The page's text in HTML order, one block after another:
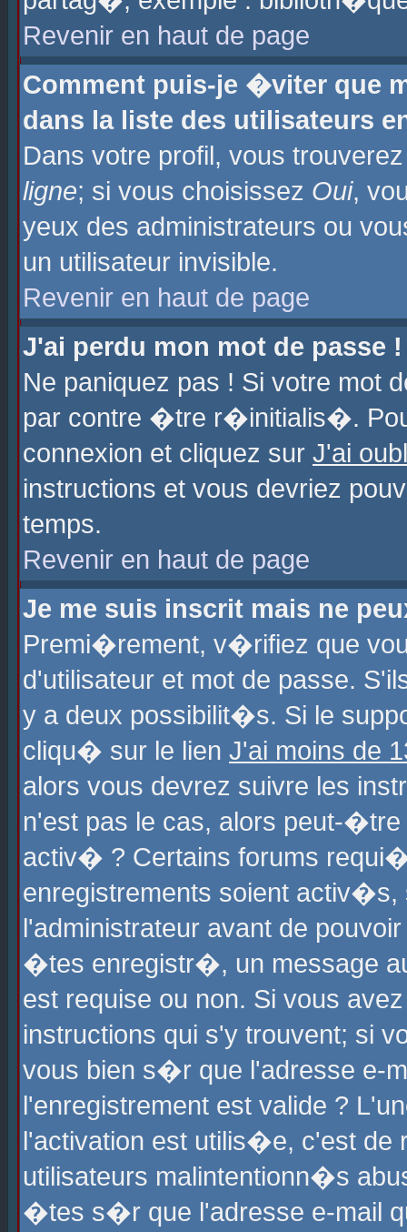
Revenir en haut de page
Comment puis-je �viter que
dans la liste des utilisateurs
Dans votre profil, vous
ligne; si vous choisissez Oui,
yeux des administrateurs ou
un utilisateur invisible.
Revenir en haut de page
J'ai perdu mon mot de passe !
Ne paniquez pas ! Si votre
par contre �tre r�initialis�.
connexion et cliquez sur J'ai
instructions et vous devriez
temps.
Revenir en haut de page
Je me suis inscrit mais ne
Premi�rement, v�rifiez que
d'utilisateur et mot de passe.
y a deux possibilit�s. Si le
cliqu� sur le lien J'ai moins de
alors vous devrez suivre les
n'est pas le cas, alors peut-
activ� ? Certains forums
enregistrements soient
l'administrateur avant de
�tes enregistr�, un message
est requise ou non. Si vous
instructions qui s'y trouvent; si
vous bien s�r que l'adresse e-
l'enregistrement est valide ?
l'activation est utilis�e, c'est
utilisateurs malintentionn�s
�tes s�r que l'adresse e-mail